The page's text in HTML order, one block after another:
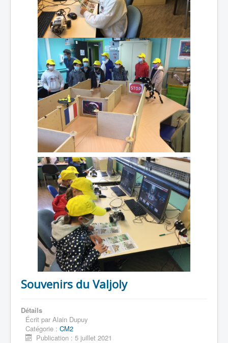
Souvenirs du Valjoly
Détails
Écrit par Alain Dupuy
Catégorie : CM2
Publication : 5 juillet 2021